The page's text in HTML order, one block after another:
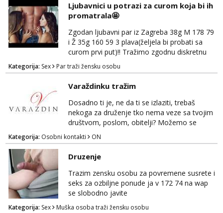
za brz dogovor Kontakt 0958759047
Ljubavnici u potrazi za curom koja bi ih
promatrala🤩
Zgodan ljubavni par iz Zagreba 38g M 178 79
i Ž 35g 160 59 3 plava(željela bi probati sa
curom prvi put)!! Tražimo zgodnu diskretnu
curu koja bi nas promatrala dok imamo
žestok odnos. Može se pridruziti ali i ne
mora.Bitno da uzivamo diskretno anonimno
bez upoznavanja puno.Sliku mozemo
razmjeniti,ali najbolje uzivo se upoznati. Na
goo smo do 15.8 poslije tog mozemo se
druziti,javi se na mail il...
Kategorija: Sex Par traži žensku osobu
Varaždinku tražim
Dosadno ti je, ne da ti se izlaziti, trebaš
nekoga za druženje tko nema veze sa tvojim
društvom, poslom, obitelji? Možemo se
podružiti i zabaviti na razne načine. Makni se
od svakodnevice samnom. Javi se na
Whatsapp. Samo Varaždin i okolica.
Kategorija: Osobni kontakti ON
Druzenje
Trazim zensku osobu za povremene susrete i
seks za ozbiljne ponude ja v 172 74 na wap
se slobodno javite
Kategorija: Sex Muška osoba traži žensku osobu